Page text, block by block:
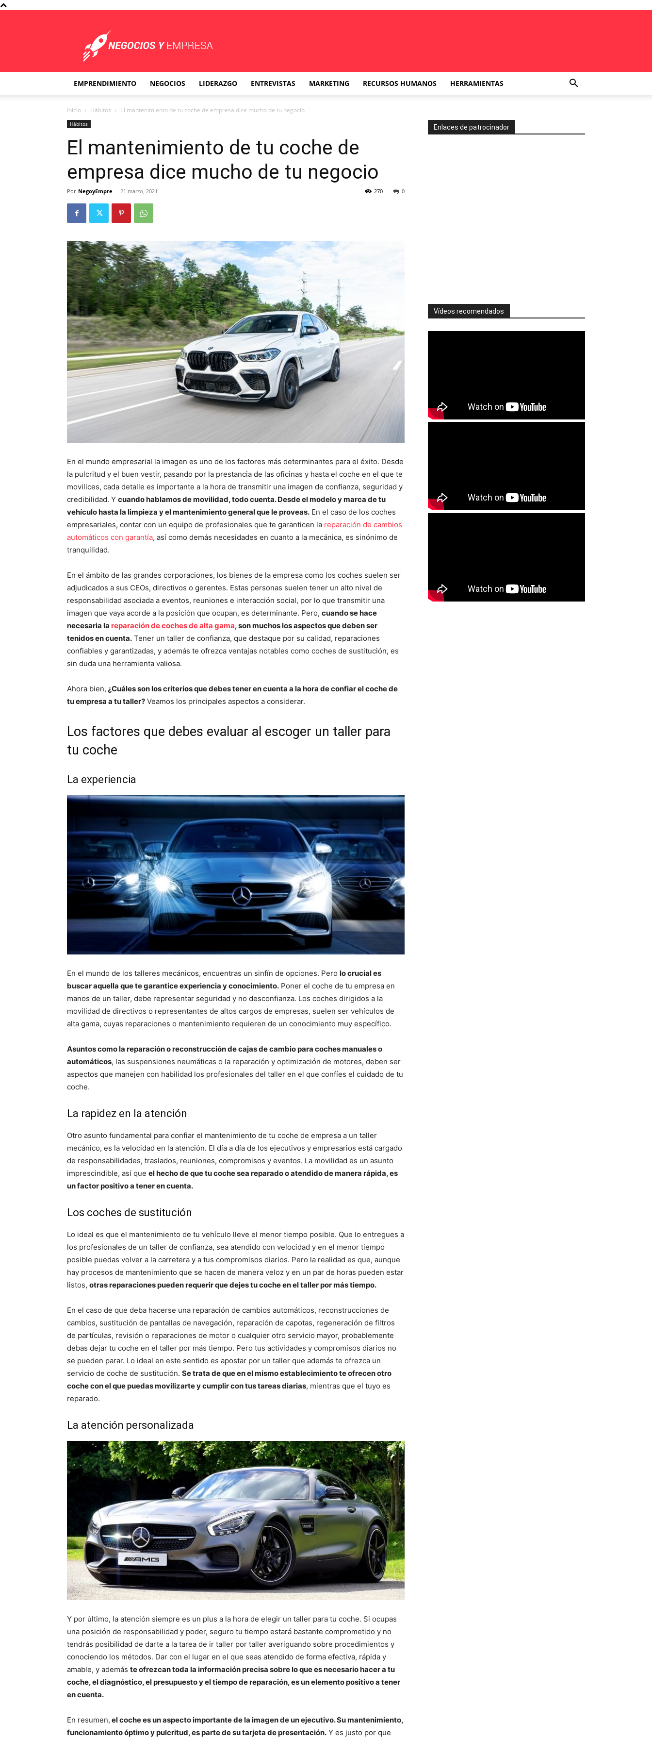
Empresa
EMPRENDIMIENTO NEGOCIOS LIDERAZGO ENTREVISTAS MARKETING RECURSOS HUMANOS HERRAMIENTAS
Inicio Hábitos El mantenimiento de tu coche de empresa dice mucho de tu negocio
Hábitos
El mantenimiento de tu coche de
empresa dice mucho de tu negocio
Por NegoyEmpre - 21 marzo, 2021 0
270
En el mundo empresarial la imagen es uno de los factores más determinantes para el éxito. Desde
la pulcritud y el buen vestir, pasando por la prestancia de las oficinas y hasta el coche en el que te
movilices, cada detalle es importante a la hora de transmitir una imagen de confianza, seguridad y
credibilidad. Y cuando hablamos de movilidad, todo cuenta. Desde el modelo y marca de tu
vehículo hasta la limpieza y el mantenimiento general que le proveas. En el caso de los coches
empresariales, contar con un equipo de profesionales que te garanticen la reparación de cambios
automáticos con garantía, así como demás necesidades en cuanto a la mecánica, es sinónimo de
tranquilidad.
En el ámbito de las grandes corporaciones, los bienes de la empresa como los coches suelen ser
adjudicados a sus CEOs, directivos o gerentes. Estas personas suelen tener un alto nivel de
responsabilidad asociada a eventos, reuniones e interacción social, por lo que transmitir una
imagen que vaya acorde a la posición que ocupan, es determinante. Pero, cuando se hace
necesaria la reparación de coches de alta gama, son muchos los aspectos que deben ser
tenidos en cuenta. Tener un taller de confianza, que destaque por su calidad, reparaciones
confiables y garantizadas, y además te ofrezca ventajas notables como coches de sustitución, es
sin duda una herramienta valiosa.
Ahora bien, ¿Cuáles son los criterios que debes tener en cuenta a la hora de confiar el coche de
tu empresa a tu taller? Veamos los principales aspectos a considerar.
Los factores que debes evaluar al escoger un taller para
tu coche
La experiencia
En el mundo de los talleres mecánicos, encuentras un sinfín de opciones. Pero lo crucial es
buscar aquella que te garantice experiencia y conocimiento. Poner el coche de tu empresa en
manos de un taller, debe representar seguridad y no desconfianza. Los coches dirigidos a la
movilidad de directivos o representantes de altos cargos de empresas, suelen ser vehículos de
alta gama, cuyas reparaciones o mantenimiento requieren de un conocimiento muy específico.
Asuntos como la reparación o reconstrucción de cajas de cambio para coches manuales o
automáticos, las suspensiones neumáticas o la reparación y optimización de motores, deben ser
aspectos que manejen con habilidad los profesionales del taller en el que confíes el cuidado de tu
coche.
La rapidez en la atención
Otro asunto fundamental para confiar el mantenimiento de tu coche de empresa a un taller
mecánico, es la velocidad en la atención. El día a día de los ejecutivos y empresarios está cargado
de responsabilidades, traslados, reuniones, compromisos y eventos. La movilidad es un asunto
imprescindible, así que el hecho de que tu coche sea reparado o atendido de manera rápida, es
un factor positivo a tener en cuenta.
Los coches de sustitución
Lo ideal es que el mantenimiento de tu vehículo lleve el menor tiempo posible. Que lo entregues a
los profesionales de un taller de confianza, sea atendido con velocidad y en el menor tiempo
posible puedas volver a la carretera y a tus compromisos diarios. Pero la realidad es que, aunque
hay procesos de mantenimiento que se hacen de manera veloz y en un par de horas pueden estar
listos, otras reparaciones pueden requerir que dejes tu coche en el taller por más tiempo.
En el caso de que deba hacerse una reparación de cambios automáticos, reconstrucciones de
cambios, sustitución de pantallas de navegación, reparación de capotas, regeneración de filtros
de partículas, revisión o reparaciones de motor o cualquier otro servicio mayor, probablemente
debas dejar tu coche en el taller por más tiempo. Pero tus actividades y compromisos diarios no
se pueden parar. Lo ideal en este sentido es apostar por un taller que además te ofrezca un
servicio de coche de sustitución. Se trata de que en el mismo establecimiento te ofrecen otro
coche con el que puedas movilizarte y cumplir con tus tareas diarias, mientras que el tuyo es
reparado.
La atención personalizada
Y por último, la atención siempre es un plus a la hora de elegir un taller para tu coche. Si ocupas
una posición de responsabilidad y poder, seguro tu tiempo estará bastante comprometido y no
tendrás posibilidad de darte a la tarea de ir taller por taller averiguando sobre procedimientos y
conociendo los métodos. Dar con el lugar en el que seas atendido de forma efectiva, rápida y
amable, y además te ofrezcan toda la información precisa sobre lo que es necesario hacer a tu
coche, el diagnóstico, el presupuesto y el tiempo de reparación, es un elemento positivo a tener
en cuenta.
En resumen, el coche es un aspecto importante de la imagen de un ejecutivo. Su mantenimiento,
funcionamiento óptimo y pulcritud, es parte de su tarjeta de presentación. Y es justo por que
Enlaces de patrocinador
Vídeos recomendados